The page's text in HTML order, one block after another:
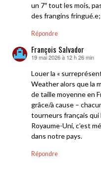
un 7″ tout les mois,
des frangins
Répondre
François Salvador
dit :
19 mai 2026 à 12 h 26 min
Louer la «
Weather alors que la
de taille moyenne en
grâce/à cause –
tourneurs français
Royaume-Uni, c’est
dans notre pays.
Répondre